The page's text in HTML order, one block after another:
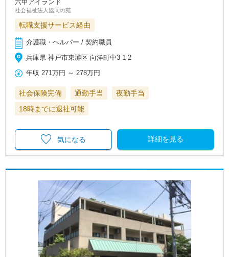
六甲アイランド
社会福祉法人協同の苑
転職支援サービス経由
介護職・ヘルパー / 契約職員
兵庫県 神戸市東灘区 向洋町中3-1-2
年収 271万円 ～278万円
社会保険完備 通勤手当
夜勤手当
18時までに退社可能
詳細を見る
気になる